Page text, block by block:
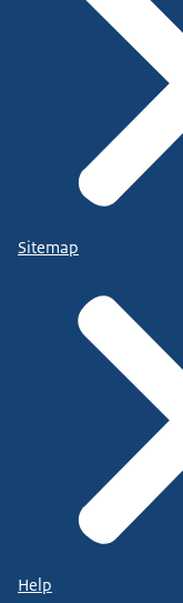
Sitemap
Help